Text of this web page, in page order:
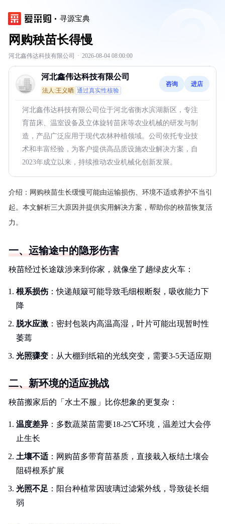
寻源宝典
网购秧苗长得慢
河北鑫伟达科技有限公司 · 2026-08-04 08:00:00
河北鑫伟达科技有限公司
法人:王义晒 通过真实性核验
咨询 进店
河北鑫伟达科技有限公司位于河北省衡水滨湖新区，专注
育苗床、温室设备及立体旋转苗床等农业机械的研发与制
造，产品广泛应用于现代农林种植领域。公司依托专业技
术和丰富经验，为客户提供高品质设施农业解决方案，自
2023年成立以来，持续推动农业机械化创新发展。
介绍： 网购秧苗生长缓慢可能由运输损伤、环境不适或养护不当引
起。本文解析三大原因并提供实用解决方案，帮助你的秧苗恢复活
力。
一、运输途中的隐形伤害
秧苗经过长途跋涉来到你家，就像坐了趟绿皮火车：
根系损伤：快递颠簸可能导致毛细根断裂，吸收能力下
降
脱水应激 ：密封包装内高温高湿，叶片可能出现暂时性
萎蔫
光照骤变 ：从大棚到纸箱的光线突变，需要3-5天适应期
二、新环境的适应挑战
秧苗搬家后的「水土不服」比你想象的更复杂：
温度差异 ：多数蔬菜苗需要18-25℃环境，温差过大会停
止生长
土壤不适 ：网购苗多带育苗基质，直接栽入板结土壤会
阻碍根系扩展
光照不足 ：阳台种植常因玻璃过滤紫外线，导致徒长细
弱